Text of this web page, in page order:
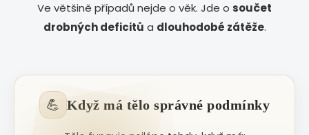
Ve většině případů nejde o věk. Jde o součet
drobných deficitů a dlouhodobé zátěže.
💪 Když má tělo správné podmínky